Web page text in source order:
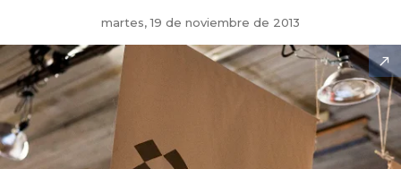
martes, 19 de noviembre de 2013